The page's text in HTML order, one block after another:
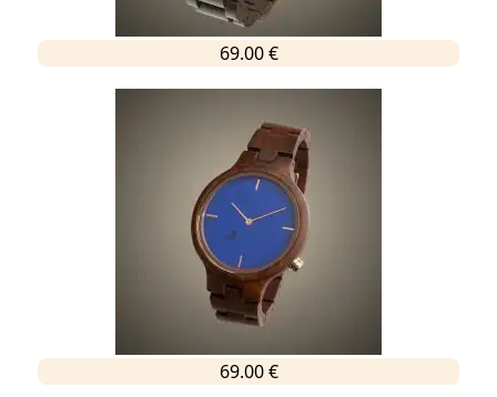
69.00 €
69.00 €